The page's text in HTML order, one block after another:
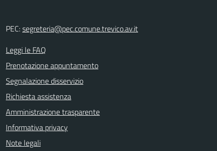
PEC:segreteria@pec.comune.trevico.av.it
Leggi le FAQ
Prenotazione appuntamento
Segnalazione disservizio
Richiesta assistenza
Amministrazione trasparente
Informativa privacy
Note legali